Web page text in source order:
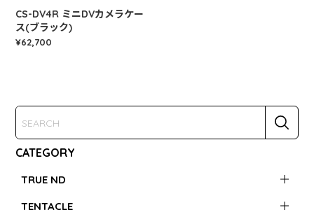
CATEGORY
TRUE ND
TENTACLE
CS-DV4R ミニDVカメラケー
ス(ブラック)
¥62,700